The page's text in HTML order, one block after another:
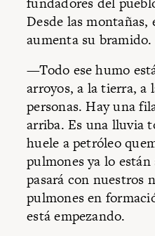
Desde las montañas,
aumenta su bramido.
—Todo ese humo
arroyos, a la tierra, a
personas. Hay una
arriba. Es una lluvia
huele a petróleo
pulmones ya lo
pasará con nuestros
pulmones en
está empezando.